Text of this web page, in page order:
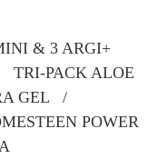
& 3 ARGI+
PACK ALOE
GEL /
POWER